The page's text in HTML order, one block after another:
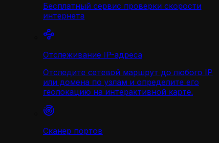
Бесплатный сервис проверки скорости
интернета
Отслеживание IP-адреса
Отследите сетевой маршрут до любого IP
или домена по узлам и определите его
геолокацию на интерактивной карте.
Сканер портов